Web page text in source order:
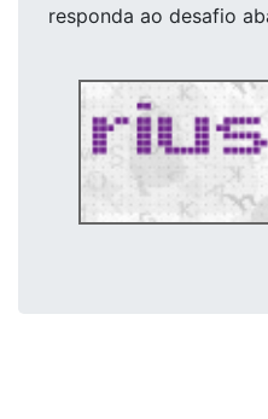
responda ao desafio